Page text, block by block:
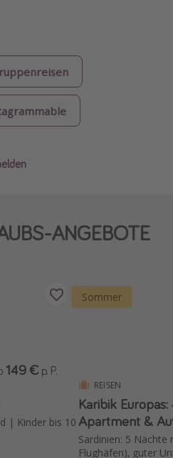
ANGEBOTE
| Kinder bis 10
149 € p. P.
Sommer
REISEN
Karibik
Sardinien: 5 Nächte
Flughäfen), guter